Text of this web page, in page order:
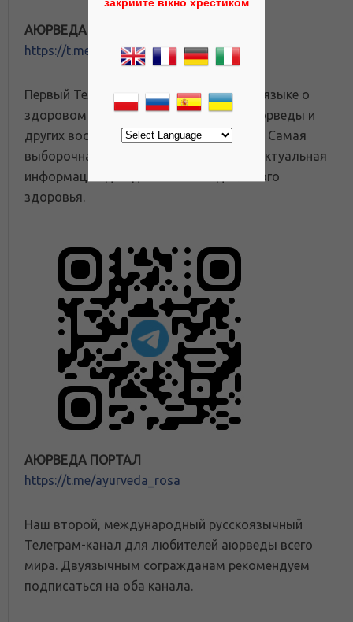
АЮРВЕДА UA
https://t.me/ayurvedaua
Первый Телеграм канал на украинском языке о
здоровом образе жизни с помощью Аюрведы и
других восточных медицинских систем. Самая
выборочная и полезная, интересная и актуальная
информация для достижения идеального
здоровья.
АЮРВЕДА ПОРТАЛ
https://t.me/ayurveda_rosa
Наш второй, международный русскоязычный
Телеграм-канал для любителей аюрведы всего
мира. Двуязычным согражданам рекомендуем
подписаться на оба канала.
закрийте вікно хрестиком